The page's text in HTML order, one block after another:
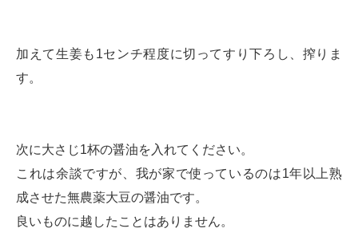
加えて生姜も1センチ程度に切ってすり下ろし、搾りま
す。
次に大さじ1杯の醤油を入れてください。
これは余談ですが、我が家で使っているのは1年以上熟
成させた無農薬大豆の醤油です。
良いものに越したことはありません。